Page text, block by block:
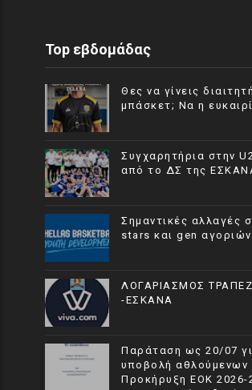
Top εβδομάδας
Θες να γίνεις
μπάσκετ; Να η
Συγχαρητήρια στην
από το ΔΣ της
Σημαντικές αλλαγές
stars και gen αγοριών
ΛΟΓΑΡΙΑΣΜΟΣ
-ΕΣΚΑΝΑ
Παράταση ως 20/07
υποβολή αθλούμενων -
Προκήρυξη ΕΟΚ 2026-